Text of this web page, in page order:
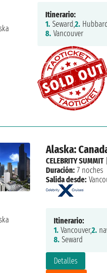
Itinerario:
1. Seward,2.
8. Vancouver
Alaska:
Detalles
CELEBRITY SUMMIT|
Duración: 7 noches
Salida desde:
Itinerario:
1. Vancouver,2.
8. Seward